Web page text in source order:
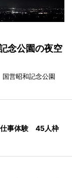
念公園の夜空
営昭和記念公園
仕事体験 45人枠